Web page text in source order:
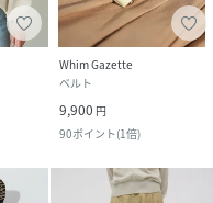
Whim Gazette
ベルト
9,900 円
90ポイント(1倍)